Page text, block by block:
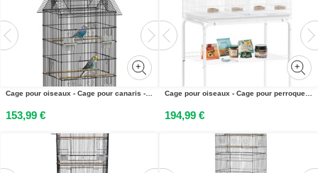
Cage pour oiseaux - Cage pour canaris - Acier inoxydable - XS petit - Pour canaris & pinsons - 2 distributeurs de nourriture & perchoirs - Noir
153,99 €
Cage pour oiseaux - Cage pour perroquets/canaris - Avec séparateur - Sur roulettes - Fer - 76x46x116 cm - Blanc
194,99 €